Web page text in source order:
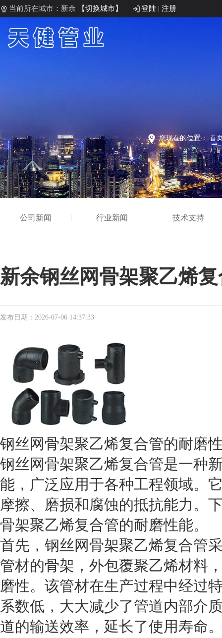
当前所在城市：新余 【切换城市】 登陆 | 注册
您现在的位置：首
公司新闻 行业新闻 技术支持
新余钢丝网骨架聚乙烯
发布日期：2026-07-06 14:37:33
钢丝网骨架聚乙烯复合管的耐磨
钢丝网骨架聚乙烯复合管是一种
能，广泛应用于各种工程领域。
摩擦、磨损和腐蚀的抵抗能力。
骨架聚乙烯复合管的耐磨性能。
首先，钢丝网骨架聚乙烯复合管
管材的骨架，外包覆聚乙烯材料
磨性。该管材在生产过程中经过
系数低，大大减少了管道内部介
道的输送效率，延长了使用寿命